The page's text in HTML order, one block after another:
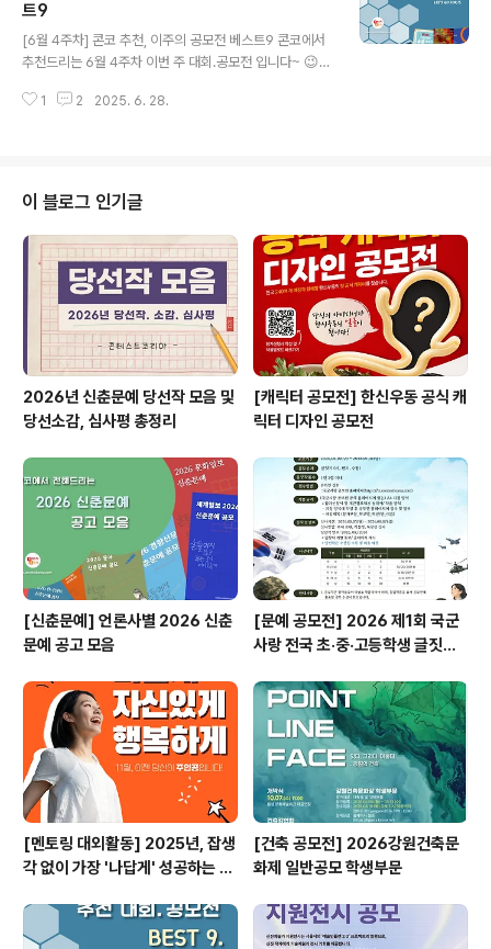
처] 마이나슈 패러디 영상 공모전✔ 제4회 Galaxy 사진공
모전✔ 제9회 벤처창업아이템 경진대회 * 자세한 내용은
뉴스카드를 클릭하시면 확인하실 수 있습니다. 자세한 내
용은 콘테스트코리아 홈페이지에서 확인하시면 도움이 됩
니다~콘테스트, 공모전, 대외활동 정보 / 소개 / 뉴스소식
트9
[6월 4주차] 콘코 추천, 이주의 공모전 베스트9 콘코에서
추천드리는 6월 4주차 이번 주 대회.공모전 입니다~ 😉여
르 2025✔ 장애인•노인을 위한 보조기기 아이디어 공모
씨) 대전✔ 제 2회 BNK 가슴 뛰는 숏폼 공모전✔ 출판사
빵과 장미와 나비 첫 번째 여성서사 소설 공모전✔ 2025
년 제17회 ARKO한국창작음악제 * 자세한 내용은 뉴스카
드를 클릭하시면 확인하실 수 있습니다. 자세한 내용은 콘
테스트코리아 홈페이지에서 확인하시면 도움이 됩니다~콘
테스트, 공모전, 대..
1 2 2025. 6. 28.
이 블로그 인기글
2026년 신춘문예 당선작 모음 및
당선소감, 심사평 총정리
[캐릭터 공모전] 한신우동 공식 캐
릭터 디자인 공모전
[신춘문예] 언론사별 2026 신춘
문예 공고 모음
[문예 공모전] 2026 제1회 국군
사랑 전국 초·중·고등학생 글짓기
[멘토링 대외활동] 2025년, 잡생
각 없이 가장 '나답게' 성공하는 법
[건축 공모전] 2026강원건축문
화제 일반공모 학생부문